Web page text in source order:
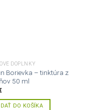
DOPLNKY
Borievka – tinktúra z
50 ml
DO KOŠÍKA